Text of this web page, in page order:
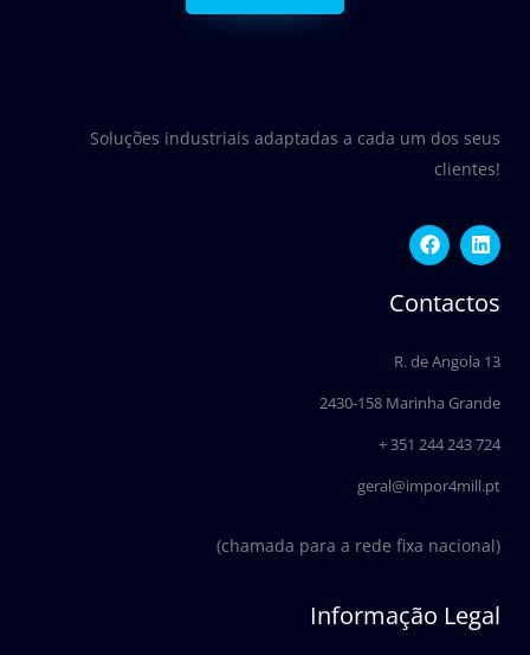
Soluções industriais adaptadas a cada um dos seus
clientes!
F
a
c
e
b
o
k
L
i
n
k
e
i
n
Contactos
R. de Angola 13
2430-158 Marinha Grande
+ 351 244 243 724
geral@impor4mill.pt
(chamada para a rede fixa nacional)
Informação Legal